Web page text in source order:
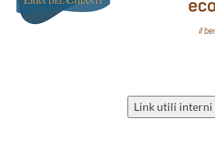
Link utili interni